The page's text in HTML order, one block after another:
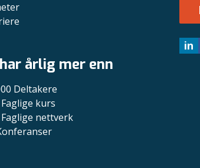
årlig mer enn
Deltakere
kurs
Faglige nettverk
in